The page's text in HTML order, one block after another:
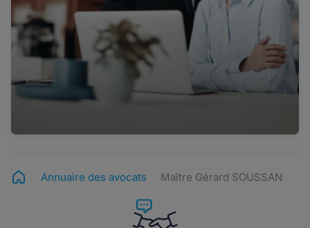
Annuaire des avocats Maître Gérard SOUSSAN